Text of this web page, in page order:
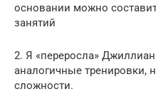
основании можно
занятий
2. Я «переросла»
аналогичные
сложности.